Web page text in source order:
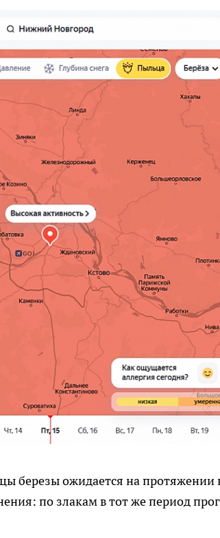
березы ожидается на
по злакам в тот же период